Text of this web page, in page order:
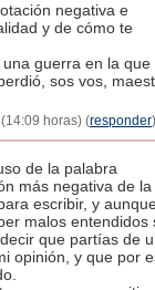
negativa e
y de cómo te
guerra en la que
sos vos,
horas) (responder)
de la palabra
más negativa de la
escribir, y
malos entendidos
que partías de
opinión, y que por